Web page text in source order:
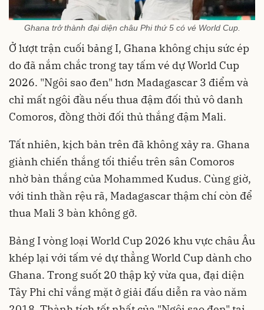
Ghana trở thành đại diện châu Phi thứ 5 có vé World Cup.
Ở lượt trận cuối bảng I, Ghana không chịu sức ép
do đã nắm chắc trong tay tấm vé dự World Cup
2026. "Ngôi sao đen" hơn Madagascar 3 điểm và
chỉ mất ngôi đầu nếu thua đậm đối thủ vô danh
Comoros, đồng thời đối thủ thắng đậm Mali.
Tất nhiên, kịch bản trên đã không xảy ra. Ghana
giành chiến thắng tối thiểu trên sân Comoros
nhờ bàn thắng của Mohammed Kudus. Cùng giờ,
với tinh thần rệu rã, Madagascar thậm chí còn để
thua Mali 3 bàn không gỡ.
Bảng I vòng loại World Cup 2026 khu vực châu Âu
khép lại với tấm vé dự thẳng World Cup dành cho
Ghana. Trong suốt 20 thập kỷ vừa qua, đại diện
Tây Phi chỉ vắng mặt ở giải đấu diễn ra vào năm